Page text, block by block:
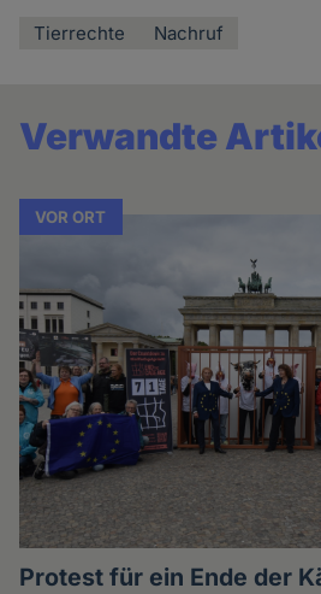
Tierrechte Nachruf
Verwandte
VOR ORT
Protest für ein Ende der